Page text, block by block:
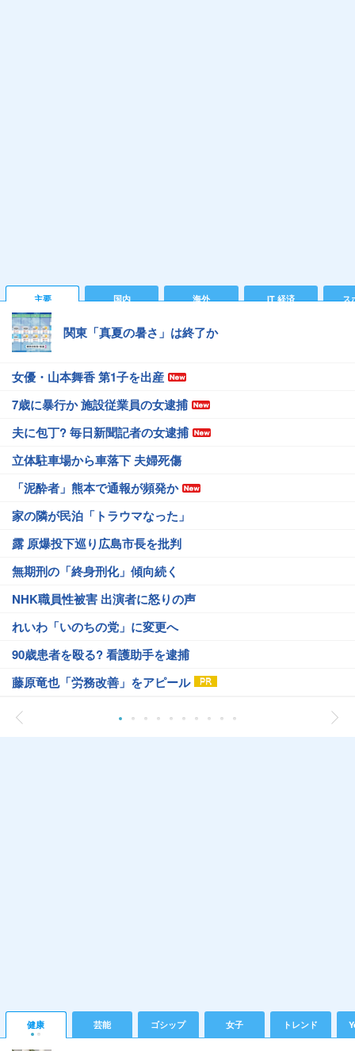
主要 国内 海外 IT 経済 ス
関東「真夏の暑さ」は終了か
女優・山本舞香 第1子を出産
7歳に暴行か 施設従業員の女逮捕
夫に包丁? 毎日新聞記者の女逮捕
立体駐車場から車落下 夫婦死傷
「泥酔者」熊本で通報が頻発か
家の隣が民泊「トラウマなった」
露 原爆投下巡り広島市長を批判
無期刑の「終身刑化」傾向続く
NHK職員性被害 出演者に怒りの声
れいわ「いのちの党」に変更へ
90歳患者を殴る? 看護助手を逮捕
藤原竜也「労務改善」をアピール
健康 芸能 ゴシップ 女子 トレンド